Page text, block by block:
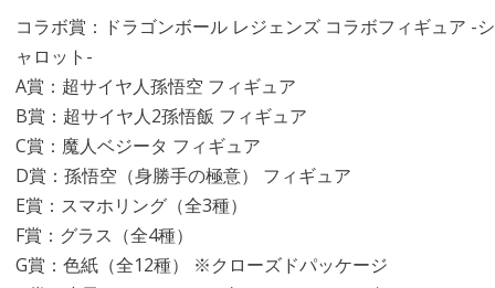
コラボ賞：ドラゴンボール レジェンズ コラボフィギュア -シ
ャロット-
A賞：超サイヤ人孫悟空 フィギュア
B賞：超サイヤ人2孫悟飯 フィギュア
C賞：魔人ベジータ フィギュア
D賞：孫悟空（身勝手の極意） フィギュア
E賞：スマホリング（全3種）
F賞：グラス（全4種）
G賞：色紙（全12種） ※クローズドパッケージ